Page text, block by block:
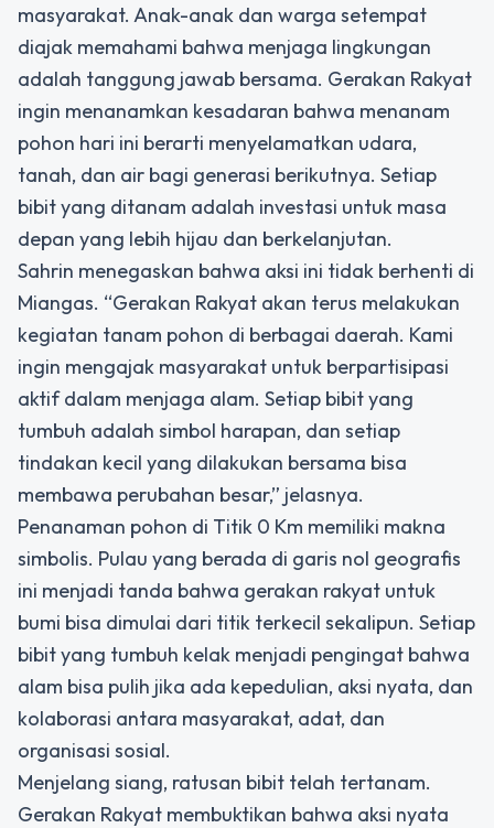
masyarakat. Anak-anak dan warga setempat
diajak memahami bahwa menjaga lingkungan
adalah tanggung jawab bersama. Gerakan Rakyat
ingin menanamkan kesadaran bahwa menanam
pohon hari ini berarti menyelamatkan udara,
tanah, dan air bagi generasi berikutnya. Setiap
bibit yang ditanam adalah investasi untuk masa
depan yang lebih hijau dan berkelanjutan.
Sahrin menegaskan bahwa aksi ini tidak berhenti di
Miangas. “Gerakan Rakyat akan terus melakukan
kegiatan tanam pohon di berbagai daerah. Kami
ingin mengajak masyarakat untuk berpartisipasi
aktif dalam menjaga alam. Setiap bibit yang
tumbuh adalah simbol harapan, dan setiap
tindakan kecil yang dilakukan bersama bisa
membawa perubahan besar,” jelasnya.
Penanaman pohon di Titik 0 Km memiliki makna
simbolis. Pulau yang berada di garis nol geografis
ini menjadi tanda bahwa gerakan rakyat untuk
bumi bisa dimulai dari titik terkecil sekalipun. Setiap
bibit yang tumbuh kelak menjadi pengingat bahwa
alam bisa pulih jika ada kepedulian, aksi nyata, dan
kolaborasi antara masyarakat, adat, dan
organisasi sosial.
Menjelang siang, ratusan bibit telah tertanam.
Gerakan Rakyat membuktikan bahwa aksi nyata